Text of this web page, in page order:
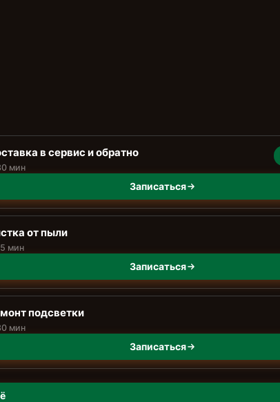
в сервис и обратно
мин
Записаться
от пыли
мин
Записаться
подсветки
мин
Записаться